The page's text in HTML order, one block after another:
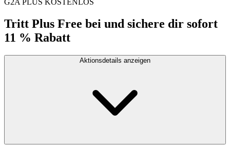
Tritt Plus Free bei und sichere dir sofort
11 % Rabatt
Aktionsdetails anzeigen